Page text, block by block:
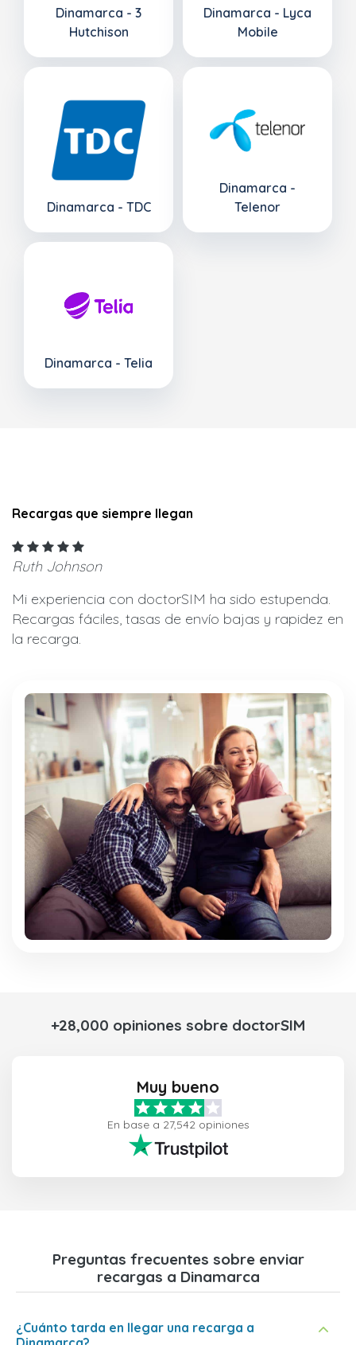
Dinamarca - 3
Hutchison
Dinamarca - Lyca
Mobile
Dinamarca - TDC
Dinamarca -
Telenor
Dinamarca - Telia
Recargas que siempre llegan
Ruth Johnson
Mi experiencia con doctorSIM ha sido estupenda.
Recargas fáciles, tasas de envío bajas y rapidez en
la recarga.
+28,000 opiniones sobre doctorSIM
Muy bueno
En base a 27,542 opiniones
Preguntas frecuentes sobre enviar
recargas a Dinamarca
¿Cuánto tarda en llegar una recarga a